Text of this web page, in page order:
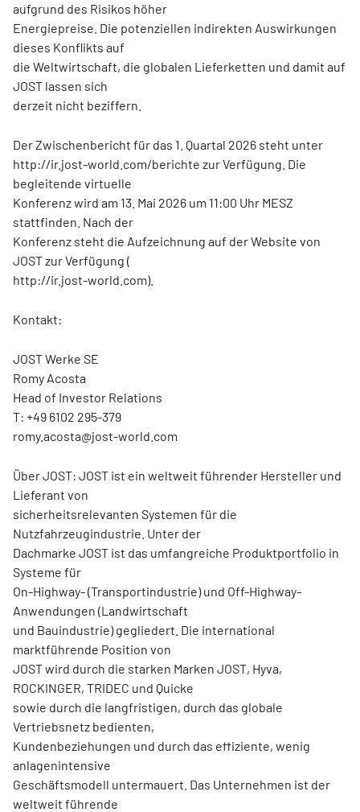
aufgrund des Risikos höher
Energiepreise. Die potenziellen indirekten Auswirkungen
dieses Konflikts auf
die Weltwirtschaft, die globalen Lieferketten und damit auf
JOST lassen sich
derzeit nicht beziffern.
Der Zwischenbericht für das 1. Quartal 2026 steht unter
http://ir.jost-world.com/berichte zur Verfügung. Die
begleitende virtuelle
Konferenz wird am 13. Mai 2026 um 11:00 Uhr MESZ
stattfinden. Nach der
Konferenz steht die Aufzeichnung auf der Website von
JOST zur Verfügung (
http://ir.jost-world.com).
Kontakt:
JOST Werke SE
Romy Acosta
Head of Investor Relations
T: +49 6102 295-379
romy.acosta@jost-world.com
Über JOST: JOST ist ein weltweit führender Hersteller und
Lieferant von
sicherheitsrelevanten Systemen für die
Nutzfahrzeugindustrie. Unter der
Dachmarke JOST ist das umfangreiche Produktportfolio in
Systeme für
On-Highway- (Transportindustrie) und Off-Highway-
Anwendungen (Landwirtschaft
und Bauindustrie) gegliedert. Die international
marktführende Position von
JOST wird durch die starken Marken JOST, Hyva,
ROCKINGER, TRIDEC und Quicke
sowie durch die langfristigen, durch das globale
Vertriebsnetz bedienten,
Kundenbeziehungen und durch das effiziente, wenig
anlagenintensive
Geschäftsmodell untermauert. Das Unternehmen ist der
weltweit führende